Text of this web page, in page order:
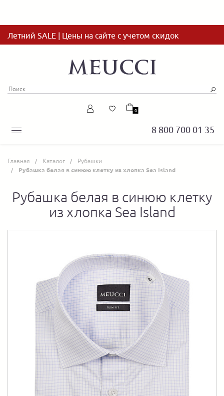
Летний SALE | Цены на сайте с учетом скидок
8 800 700 01 35
0
Главная Каталог Рубашки
Рубашка белая в синюю клетку из хлопка Sea Island
Рубашка белая в синюю клетку
из хлопка Sea Island